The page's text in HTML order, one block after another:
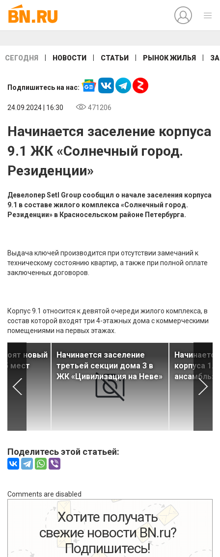
СЕГОДНЯ НОВОСТИ СТАТЬИ РЫНОК ЖИЛЬЯ
Подпишитесь на нас:
24.09.2024 | 16:30 471206
Начинается заселение корпуса
9.1 ЖК «Солнечный город.
Резиденции»
Девелопер Setl Group сообщил о начале заселения корпуса
9.1 в составе жилого комплекса «Солнечный город.
Резиденции» в Красносельском районе Петербурга.
Выдача ключей производится при отсутствии замечаний к
техническому состоянию квартир, а также при полной оплате
заключенных договоров.
Корпус 9.1 относится к девятой очереди жилого комплекса, в
состав которой входят три 4-этажных дома с коммерческими
помещениями на первых этажах.
новый
мест
Начинается заселение
третьей секции дома 3 в
ЖК «Цивилизация на Неве»
корпуса
ансамбль»
Поделитесь этой статьей:
Comments are disabled
Хотите получать
свежие новости BN.ru?
Подпишитесь!